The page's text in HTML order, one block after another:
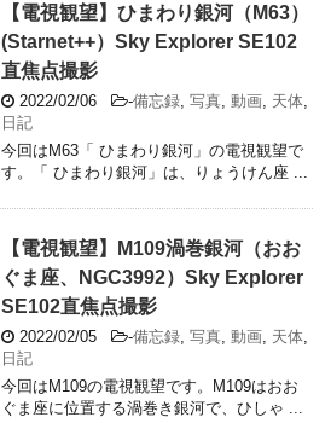
【電視観望】ひまわり銀河（M63）
(Starnet++）Sky Explorer SE102
直焦点撮影
2022/02/06 -備忘録 写真 動画 天体
日記
今回はM63「 ひまわり銀河」の電視観望で
す。「 ひまわり銀河」は、りょうけん座 ...
【電視観望】M109渦巻銀河（おお
ぐま座、NGC3992）Sky Explorer
SE102直焦点撮影
2022/02/05 -備忘録 写真 動画 天体
日記
今回はM109の電視観望です。M109はおお
ぐま座に位置する渦巻き銀河で、ひしゃ ...